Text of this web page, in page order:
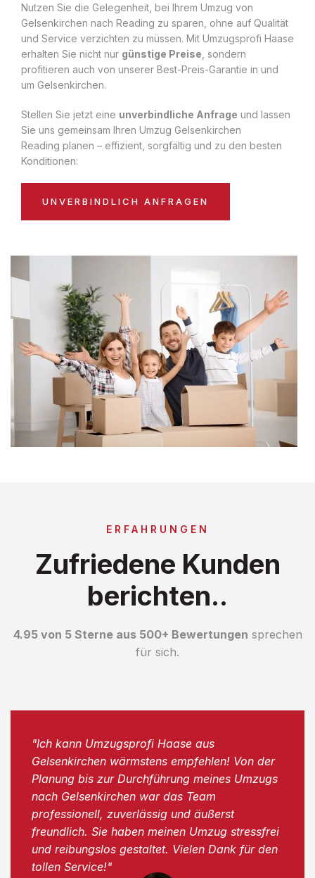
Nutzen Sie die Gelegenheit, bei Ihrem Umzug von
Gelsenkirchen nach Reading zu sparen, ohne auf Qualität
und Service verzichten zu müssen. Mit Umzugsprofi Haase
erhalten Sie nicht nur günstige Preise , sondern
profitieren auch von unserer Best-Preis-Garantie in und
um Gelsenkirchen.
Stellen Sie jetzt eine unverbindliche Anfrage und lassen
Sie uns gemeinsam Ihren Umzug Gelsenkirchen
Reading planen – effizient, sorgfältig und zu den besten
Konditionen:
UNVERBINDLICH ANFRAGEN
ERFAHRUNGEN
Zufriedene Kunden
berichten..
4.95 von 5 Sterne aus 500+ Bewertungen sprechen
für sich.
"Ich kann Umzugsprofi Haase aus
Gelsenkirchen wärmstens empfehlen! Von der
Planung bis zur Durchführung meines Umzugs
nach Gelsenkirchen war das Team
professionell, zuverlässig und äußerst
freundlich. Sie haben meinen Umzug stressfrei
und reibungslos gestaltet. Vielen Dank für den
tollen Service!"